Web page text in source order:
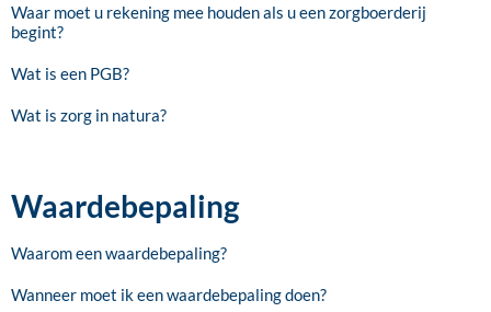
Waar moet u rekening mee houden als u een zorgboerderij
begint?
Wat is een PGB?
Wat is zorg in natura?
Waardebepaling
Waarom een waardebepaling?
Wanneer moet ik een waardebepaling doen?